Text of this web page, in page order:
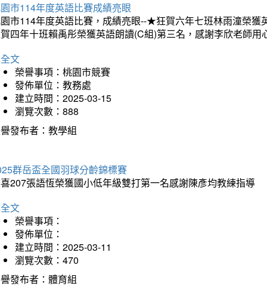
市114年度英語比賽成績亮眼
市114年度英語比賽，成績亮眼--★狂賀六年七班林雨潼榮
四年十班賴禹彤榮獲英語朗讀(C組)第三名，感謝李欣老師
文
榮譽事項：桃園市競賽
發佈單位：教務處
建立時間：2025-03-15
瀏覽次數：888
發布者：教學組
群岳盃全國羽球分齡錦標賽
207張語恆榮獲國小低年級雙打第一名感謝陳彥均教練指導
文
榮譽事項：
發佈單位：
建立時間：2025-03-11
瀏覽次數：470
發布者：體育組